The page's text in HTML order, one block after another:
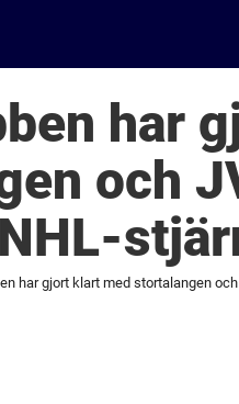
har
och
har gjort klart med stortalangen